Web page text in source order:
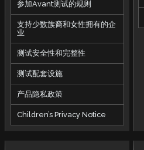
参加Avant测试的规则
支持少数族裔和女性拥有的企
业
测试安全性和完整性
测试配套设施
产品隐私政策
Children’s Privacy Notice